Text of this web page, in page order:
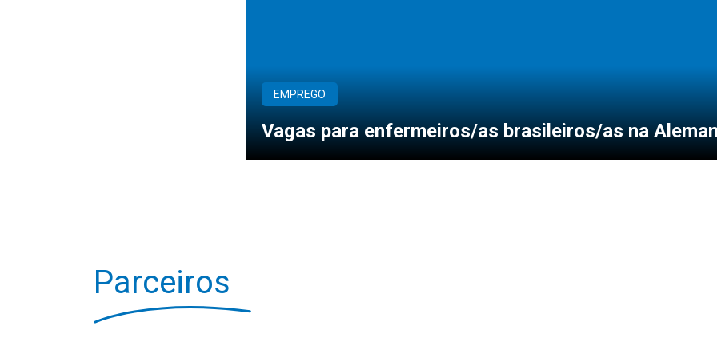
EMPREGO
Vagas para enfermeiros/as brasileiros/as na
Parceiros